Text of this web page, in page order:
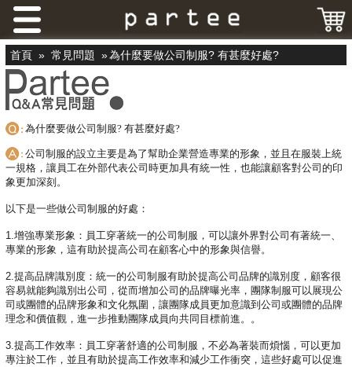
首頁 » 常見問題 »為什麼要做公司制服? 有甚麼好處?
為什麼要做公司制服? 有甚麼好處?
公司制服的設立主要是為了幫助企業營造專業的形象， 並且在服裝上統
一規格，讓員工在外部代表公司時更加具有統一性， 也能讓顧客對公司的印
象更加深刻。
以下是一些做公司制服的好處：
1.增強專業形象：員工穿著統一的公司制服， 可以讓外界對公司有著統一、
專業的形象， 這有助於提高公司在顧客心中的形象與信譽。
2.提高品牌識別度： 統一的公司制服有助於提高公司品牌的識別度， 顧客很
容易就能夠識別出公司，從而增加公司的品牌曝光率， 團隊制服可以展現公
司或團體的品牌形象和文化氛圍， 讓團隊成員更加意識到公司或團體的品牌
理念和價值觀， 進一步推動團隊成員向共同目標前進。。
3.提高工作效率：員工穿著舒適的公司制服，不必為著裝而煩惱， 可以更加
專注於工作，並且有助於提高工作效率和減少工作衝突， 這些好處可以促進